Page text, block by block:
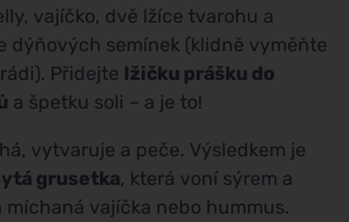
vajíčko, dvě lžíce tvarohu a
dýňových semínek (klidně vyměňte
Přidejte lžičku prášku do
a špetku soli – a je to!
vytvaruje a peče. Výsledkem je
grusetka, která voní sýrem a
vajíčka nebo hummus.